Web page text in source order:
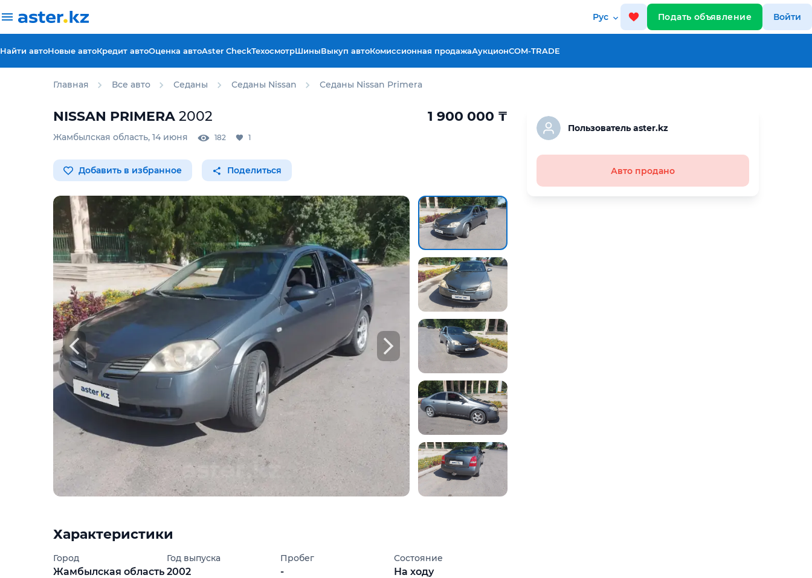
Рус Подать объявление Войти
Найти автоНовые автоКредит автоОценка автоAster CheckТехосмотрШиныВыкуп автоКомиссионная продажаАукционCOM-TRADE
Главная Все авто Седаны Седаны Nissan Седаны Nissan Primera
NISSAN PRIMERA 2002 1 900 000 ₸
Жамбылская область, 14 июня 182 1
Добавить в избранное Поделиться
Характеристики
Город
Жамбылская область
Год выпуска
2002
Пробег
-
Состояние
На ходу
Пользователь aster.kz
Авто продано